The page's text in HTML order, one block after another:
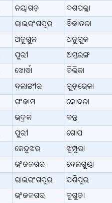
ନୟାଗଡ଼
ଦଶପଲ୍ଲା
ରାଇରଂଗପୁର
ବିଜାତଳା
ଅନୁଗୁଳ
ଅନୁଗୁଳ
ପୁରୀ
ଅସ୍ତରଙ୍ଗ
ଖୋର୍ଦ୍ଧା
ଚିଲିକା
ବଲାଙ୍ଗୀର
ଗୁଡ଼ଭେଳା
ଗଂଜାମ
କୋଦଳା
ଭଦ୍ରକ
ବନ୍ତ
ପୁରୀ
ଗୋପ
କେନ୍ଦୁଝର
ଝୁମ୍ପୁରା
ଭଂଜନଗର
ବେଲଗୁଣ୍ଠା
ରାଇରଂଗପୁର
ଯଶିପୁର
ଭଂଜନଗର
ବୁଗୁଡ଼ା